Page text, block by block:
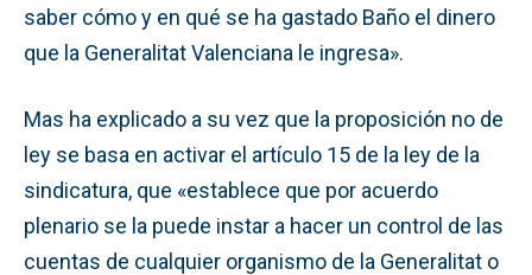
saber cómo y en qué se ha gastado Baño el dinero
que la Generalitat Valenciana le ingresa».
Mas ha explicado a su vez que la proposición no de
ley se basa en activar el artículo 15 de la ley de la
sindicatura, que «establece que por acuerdo
plenario se la puede instar a hacer un control de las
cuentas de cualquier organismo de la Generalitat o